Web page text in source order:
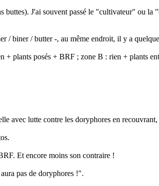
J'ai souvent passé le "cultivateur" ou
/ biner / butter -, au même endroit, il y a
plants posés + BRF ; zone B : rien + plants
avec lutte contre les doryphores en
Et encore moins son contraire !
pas de doryphores !".